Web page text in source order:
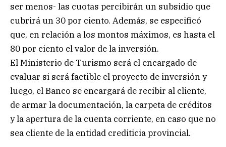
ser menos- las cuotas percibirán un subsidio que
cubrirá un 30 por ciento. Además, se especificó
que, en relación a los montos máximos, es hasta el
80 por ciento el valor de la inversión.
El Ministerio de Turismo será el encargado de
evaluar si será factible el proyecto de inversión y
luego, el Banco se encargará de recibir al cliente,
de armar la documentación, la carpeta de créditos
y la apertura de la cuenta corriente, en caso que no
sea cliente de la entidad crediticia provincial.